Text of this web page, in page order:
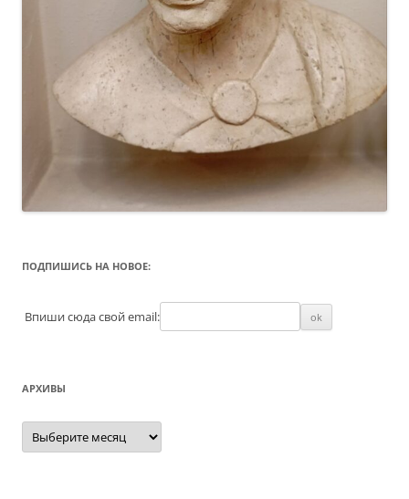
ПОДПИШИСЬ НА НОВОЕ:
Впиши сюда свой email:
АРХИВЫ
Архивы